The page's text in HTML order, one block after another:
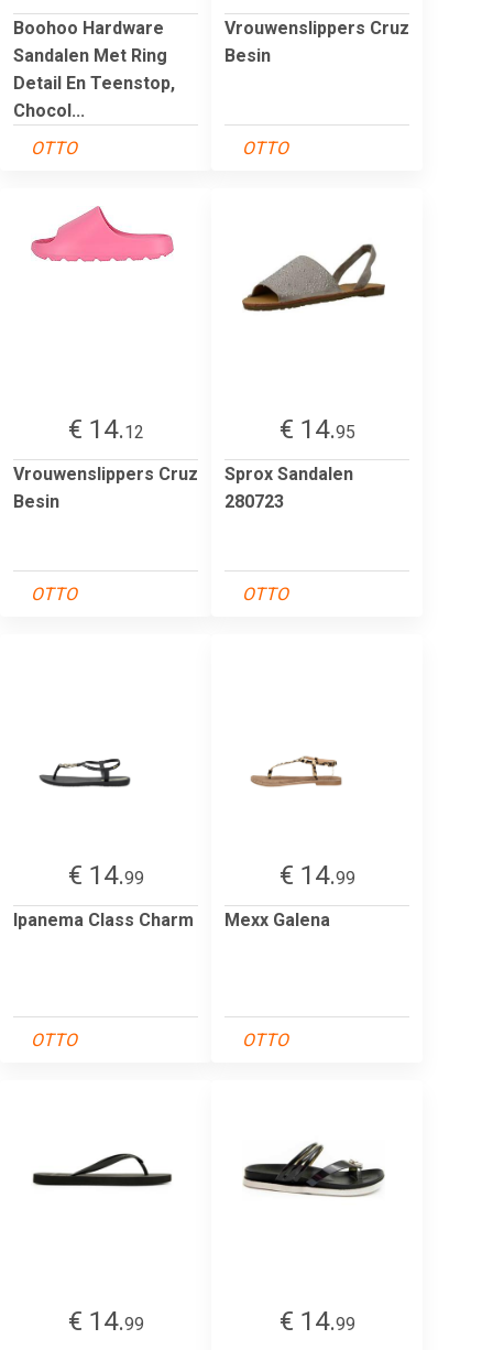
Boohoo Hardware
Sandalen Met Ring
Detail En Teenstop,
Chocol...
OTTO
Vrouwenslippers Cruz
Besin
OTTO
€ 14.12
Vrouwenslippers Cruz
Besin
OTTO
€ 14.95
Sprox Sandalen
280723
OTTO
€ 14.99
Ipanema Class Charm
OTTO
€ 14.99
Mexx Galena
OTTO
€ 14.99 € 14.99